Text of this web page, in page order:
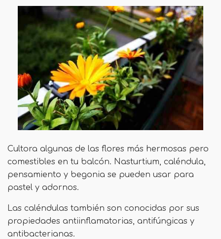
Cultora algunas de las flores más hermosas pero
comestibles en tu balcón. Nasturtium, caléndula,
pensamiento y begonia se pueden usar para
pastel y adornos.
Las caléndulas también son conocidas por sus
propiedades antiinflamatorias, antifúngicas y
antibacterianas.